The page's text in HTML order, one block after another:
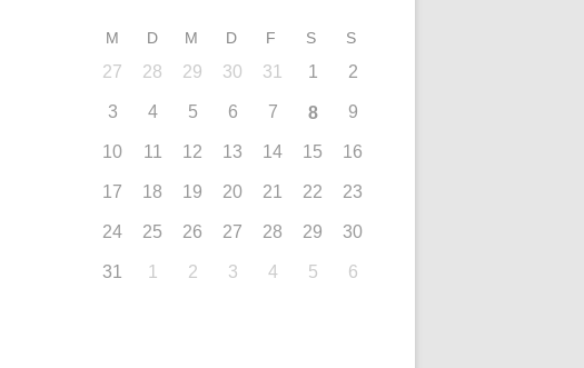
M D M D F S S
27 28 29 30 31 1 2
3 4 5 6 7 8 9
10 11 12 13 14 15 16
17 18 19 20 21 22 23
24 25 26 27 28 29 30
31 1 2 3 4 5 6